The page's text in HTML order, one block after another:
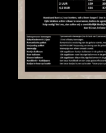
INFO
OPENINGSTIJDEN